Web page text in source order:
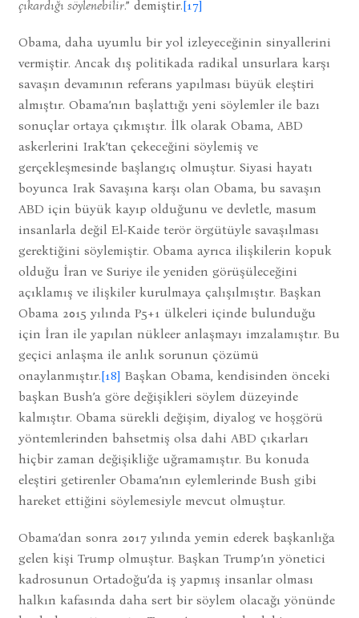
çıkardığı söylenebilir.” demiştir.[17]
Obama, daha uyumlu bir yol izleyeceğinin sinyallerini
vermiştir. Ancak dış politikada radikal unsurlara karşı
savaşın devamının referans yapılması büyük eleştiri
almıştır. Obama’nın başlattığı yeni söylemler ile bazı
sonuçlar ortaya çıkmıştır. İlk olarak Obama, ABD
askerlerini Irak’tan çekeceğini söylemiş ve
gerçekleşmesinde başlangıç olmuştur. Siyasi hayatı
boyunca Irak Savaşına karşı olan Obama, bu savaşın
ABD için büyük kayıp olduğunu ve devletle, masum
insanlarla değil El-Kaide terör örgütüyle savaşılması
gerektiğini söylemiştir. Obama ayrıca ilişkilerin kopuk
olduğu İran ve Suriye ile yeniden görüşüleceğini
açıklamış ve ilişkiler kurulmaya çalışılmıştır. Başkan
Obama 2015 yılında P5+1 ülkeleri içinde bulunduğu
için İran ile yapılan nükleer anlaşmayı imzalamıştır. Bu
geçici anlaşma ile anlık sorunun çözümü
onaylanmıştır.[18] Başkan Obama, kendisinden önceki
başkan Bush’a göre değişikleri söylem düzeyinde
kalmıştır. Obama sürekli değişim, diyalog ve hoşgörü
yöntemlerinden bahsetmiş olsa dahi ABD çıkarları
hiçbir zaman değişikliğe uğramamıştır. Bu konuda
eleştiri getirenler Obama’nın eylemlerinde Bush gibi
hareket ettiğini söylemesiyle mevcut olmuştur.
Obama’dan sonra 2017 yılında yemin ederek başkanlığa
gelen kişi Trump olmuştur. Başkan Trump’ın yönetici
kadrosunun Ortadoğu’da iş yapmış insanlar olması
halkın kafasında daha sert bir söylem olacağı yönünde